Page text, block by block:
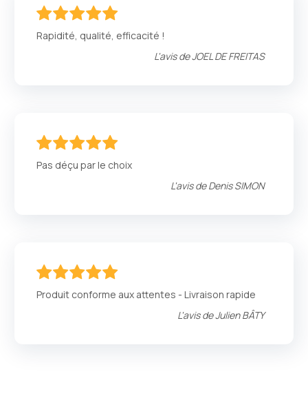
Rapidité, qualité, efficacité !
L'avis deJOEL DE FREITAS
Pas déçu par le choix
L'avis deDenis SIMON
Produit conforme aux attentes - Livraison rapide
L'avis deJulien BÂTY